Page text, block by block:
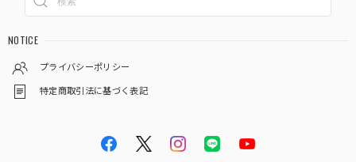
NOTICE
プライバシーポリシー
特定商取引法に基づく表記